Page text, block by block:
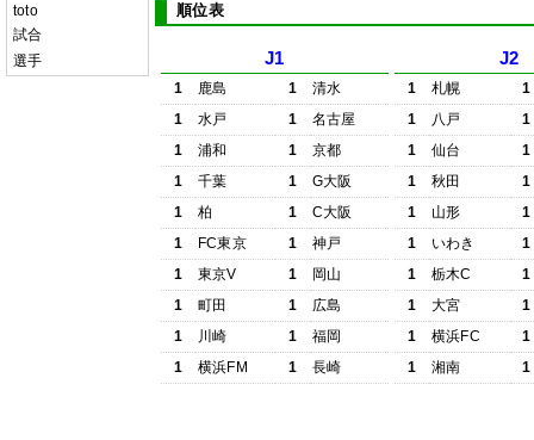
toto
試合
選手
順位表
J1
1 鹿島 1
清水
1
水戸 1
名古屋
1
浦和 1
京都
1
千葉 1
G大阪
1
柏 1
C大阪
1
FC東京 1
神戸
1
東京V 1
岡山
1
町田 1
広島
1
川崎 1
福岡
1
横浜FM 1 長崎
J2
1 札幌
1
1
八戸
1
1
仙台
1
1
秋田
1
1
山形
1
1
いわき
1
1
栃木C
1
1
大宮
1
1
横浜FC
1
1
湘南 1